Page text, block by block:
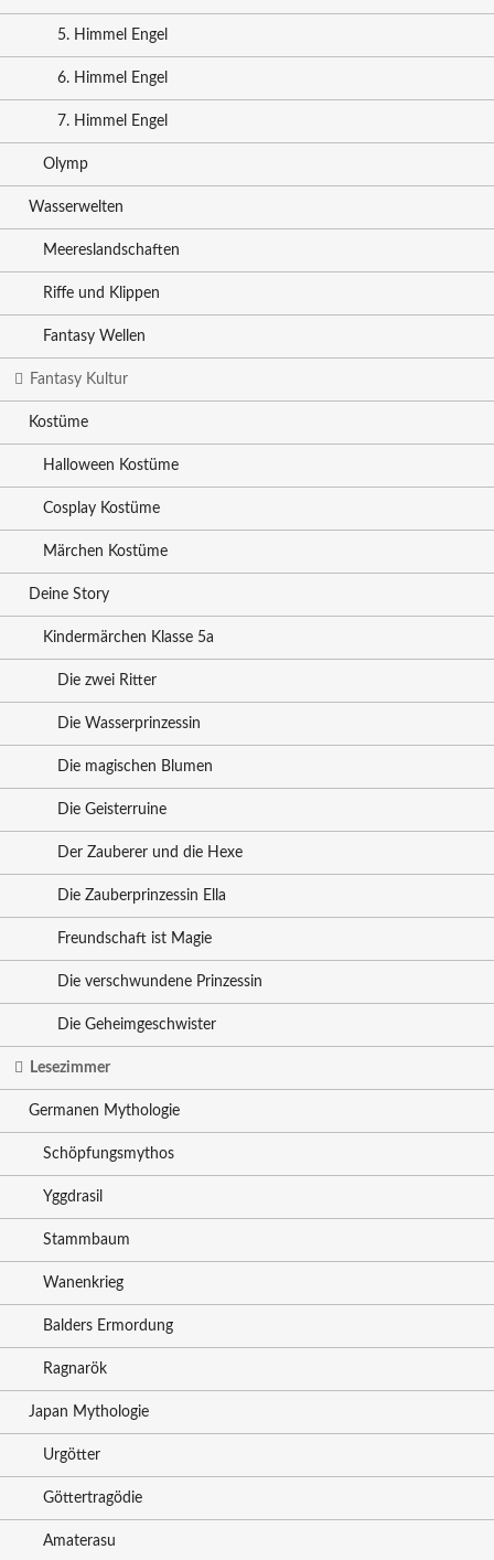
5. Himmel Engel
6. Himmel Engel
7. Himmel Engel
Olymp
Wasserwelten
Meereslandschaften
Riffe und Klippen
Fantasy Wellen
Fantasy Kultur
Kostüme
Halloween Kostüme
Cosplay Kostüme
Märchen Kostüme
Deine Story
Kindermärchen Klasse 5a
Die zwei Ritter
Die Wasserprinzessin
Die magischen Blumen
Die Geisterruine
Der Zauberer und die Hexe
Die Zauberprinzessin Ella
Freundschaft ist Magie
Die verschwundene Prinzessin
Die Geheimgeschwister
Lesezimmer
Germanen Mythologie
Schöpfungsmythos
Yggdrasil
Stammbaum
Wanenkrieg
Balders Ermordung
Ragnarök
Japan Mythologie
Urgötter
Göttertragödie
Amaterasu